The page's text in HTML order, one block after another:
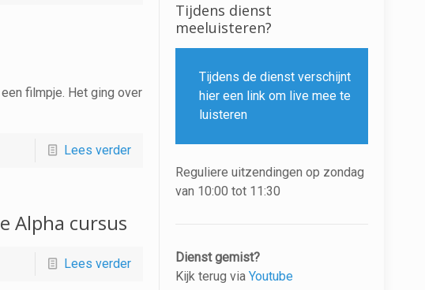
filmpje. Het ging over
Lees verder
Alpha cursus
Lees verder
Tijdens dienst
meeluisteren?
Tijdens de dienst verschijnt
hier een link om live mee te
luisteren
Reguliere uitzendingen op zondag
van 10:00 tot 11:30
Dienst gemist?
Kijk terug via Youtube